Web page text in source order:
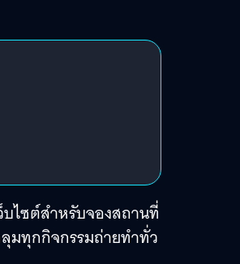
บไซต์สำหรับจองสถานที่
มทุกกิจกรรมถ่ายทำทั่ว